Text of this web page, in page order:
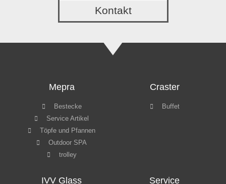
Kontakt
Mepra
Bestecke
Service Artikel
Töpfe und Pfannen
Outdoor SPA
trolley
Craster
Buffet
IVV Glass Service